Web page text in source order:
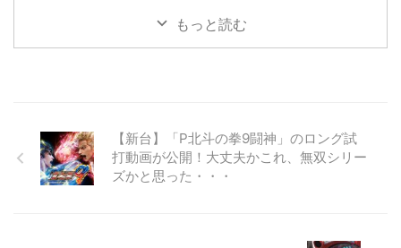
もっと読む
【新台】「P北斗の拳9闘神」のロング試
打動画が公開！大丈夫かこれ、無双シリー
ズかと思った・・・